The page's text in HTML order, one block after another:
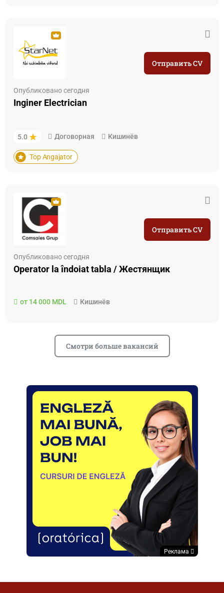
Опубликовано сегодня
Inginer Electrician
5.0 Договорная Кишинёв
Top Angajator
Отправить CV
Опубликовано сегодня
Operator la îndoiat tabla / Жестянщик
от 14 000 MDL Кишинёв
Отправить CV
Смотри больше вакансий
Реклама